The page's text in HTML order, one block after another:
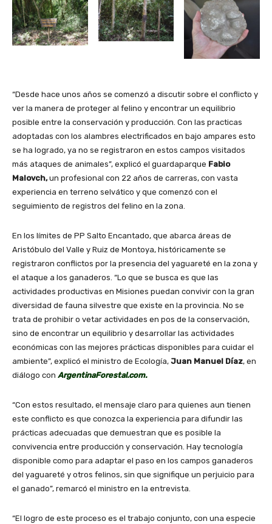
“Desde hace unos años se comenzó a discutir sobre el conflicto y
ver la manera de proteger al felino y encontrar un equilibrio
posible entre la conservación y producción. Con las practicas
adoptadas con los alambres electrificados en bajo ampares esto
se ha logrado, ya no se registraron en estos campos visitados
más ataques de animales”, explicó el guardaparque Fabio
Malovch,un profesional con 22 años de carreras, con vasta
experiencia en terreno selvático y que comenzó con el
seguimiento de registros del felino en la zona.
En los límites de PP Salto Encantado, que abarca áreas de
Aristóbulo del Valle y Ruiz de Montoya, históricamente se
registraron conflictos por la presencia del yaguareté en la zona y
el ataque a los ganaderos. “Lo que se busca es que las
actividades productivas en Misiones puedan convivir con la gran
diversidad de fauna silvestre que existe en la provincia. No se
trata de prohibir o vetar actividades en pos de la conservación,
sino de encontrar un equilibrio y desarrollar las actividades
económicas con las mejores prácticas disponibles para cuidar el
ambiente”, explicó el ministro de Ecología, Juan Manuel Díaz, en
diálogo con ArgentinaForestal.com.
“Con estos resultado, el mensaje claro para quienes aun tienen
este conflicto es que conozca la experiencia para difundir las
prácticas adecuadas que demuestran que es posible la
convivencia entre producción y conservación. Hay tecnología
disponible como para adaptar el paso en los campos ganaderos
del yaguareté y otros felinos, sin que signifique un perjuicio para
el ganado”, remarcó el ministro en la entrevista.
“El logro de este proceso es el trabajo conjunto, con una especie